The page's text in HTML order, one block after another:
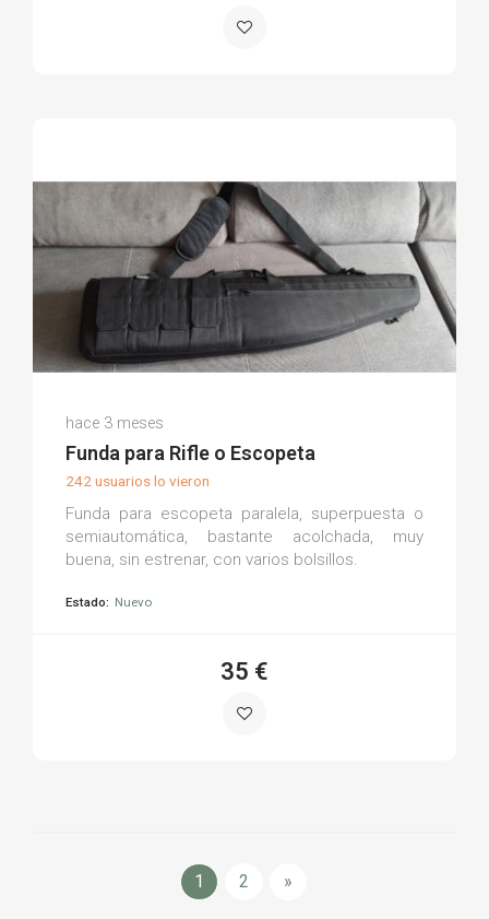
(0)
hace 3 meses
Funda para Rifle o Escopeta
242 usuarios lo vieron
Funda para escopeta paralela, superpuesta o
semiautomática, bastante acolchada, muy
buena, sin estrenar, con varios bolsillos.
Estado: Nuevo
35 €
1 2 »